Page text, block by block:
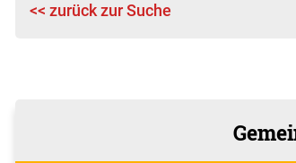
<< zurück zur Suche